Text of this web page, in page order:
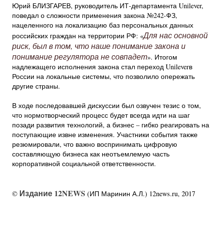
Юрий БЛИЗГАРЕВ, руководитель ИТ-департамента Unilever,
поведал о сложности применения закона №242-ФЗ,
нацеленного на локализацию баз персональных данных
российских граждан на территории РФ: «Для нас основной
риск, был в том, что наше понимание закона и
понимание регулятора не совпадет». Итогом
надлежащего исполнения закона стал переход Unileverв
России на локальные системы, что позволило опережать
другие страны.
В ходе последовавшей дискуссии был озвучен тезис о том,
что нормотворческий процесс будет всегда идти на шаг
позади развития технологий, а бизнес – гибко реагировать на
поступающие извне изменения. Участники события также
резюмировали, что важно воспринимать цифровую
составляющую бизнеса как неотъемлемую часть
корпоративной социальной ответственности.
© Издание 12NEWS (ИП Маринин А.Л.) 12news.ru, 2017